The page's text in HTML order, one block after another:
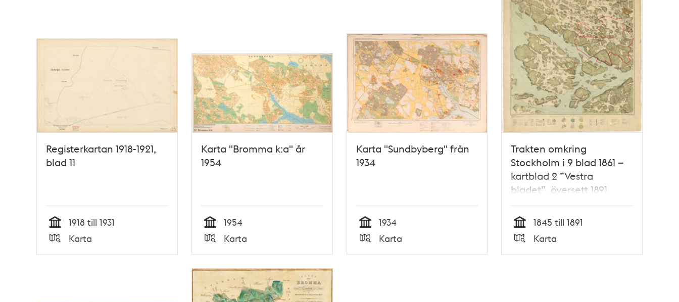
Registerkartan 1918-1921,
blad 11
Tid
1918 till 1931
Typ
Karta
Karta "Bromma k:a" år
1954
Tid
1954
Typ
Karta
Karta "Sundbyberg" från
1934
Tid
1934
Typ
Karta
Trakten omkring
Stockholm i 9 blad 1861 –
kartblad 2 ”Vestra
bladet”, översett 1891
Tid
1845 till 1891
Typ
Karta